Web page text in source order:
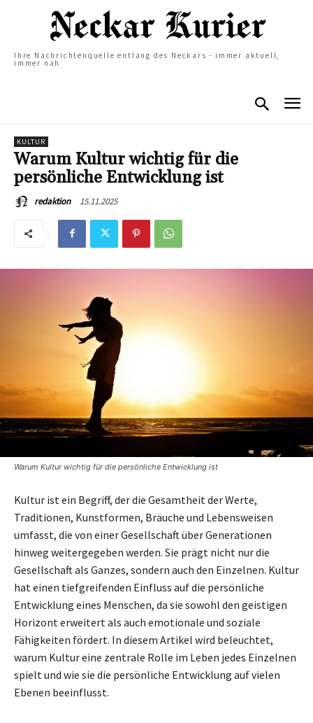
Ihre Nachrichtenquelle entlang des Neckars - immer aktuell,
immer nah
KULTUR
Warum Kultur wichtig für die
persönliche Entwicklung ist
redaktion 15.11.2025
Warum Kultur wichtig für die persönliche Entwicklung ist
Kultur ist ein Begriff, der die Gesamtheit der Werte,
Traditionen, Kunstformen, Bräuche und Lebensweisen
umfasst, die von einer Gesellschaft über Generationen
hinweg weitergegeben werden. Sie prägt nicht nur die
Gesellschaft als Ganzes, sondern auch den Einzelnen. Kultur
hat einen tiefgreifenden Einfluss auf die persönliche
Entwicklung eines Menschen, da sie sowohl den geistigen
Horizont erweitert als auch emotionale und soziale
Fähigkeiten fördert. In diesem Artikel wird beleuchtet,
warum Kultur eine zentrale Rolle im Leben jedes Einzelnen
spielt und wie sie die persönliche Entwicklung auf vielen
Ebenen beeinflusst.